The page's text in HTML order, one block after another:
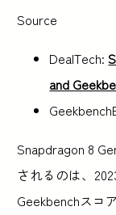
Source
DealTech:
and
Snapdragon 8
されるのは、
Geekbenchスコ